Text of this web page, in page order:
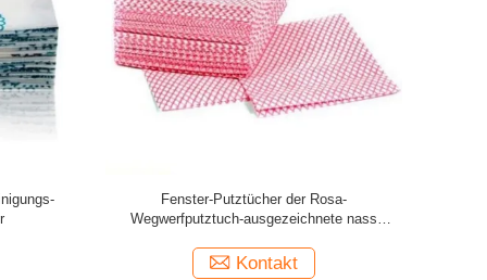
Fenster-Putztücher der Rosa-
Wegwerfputztuch-ausgezeichnete nass
Kontakt